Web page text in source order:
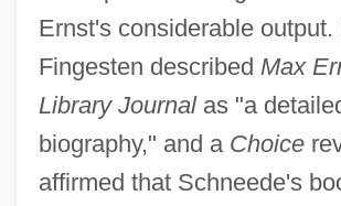
Ernst's considerable output.
Fingesten described Max
Library Journalas "a
biography," and a Choice
affirmed that Schneede's